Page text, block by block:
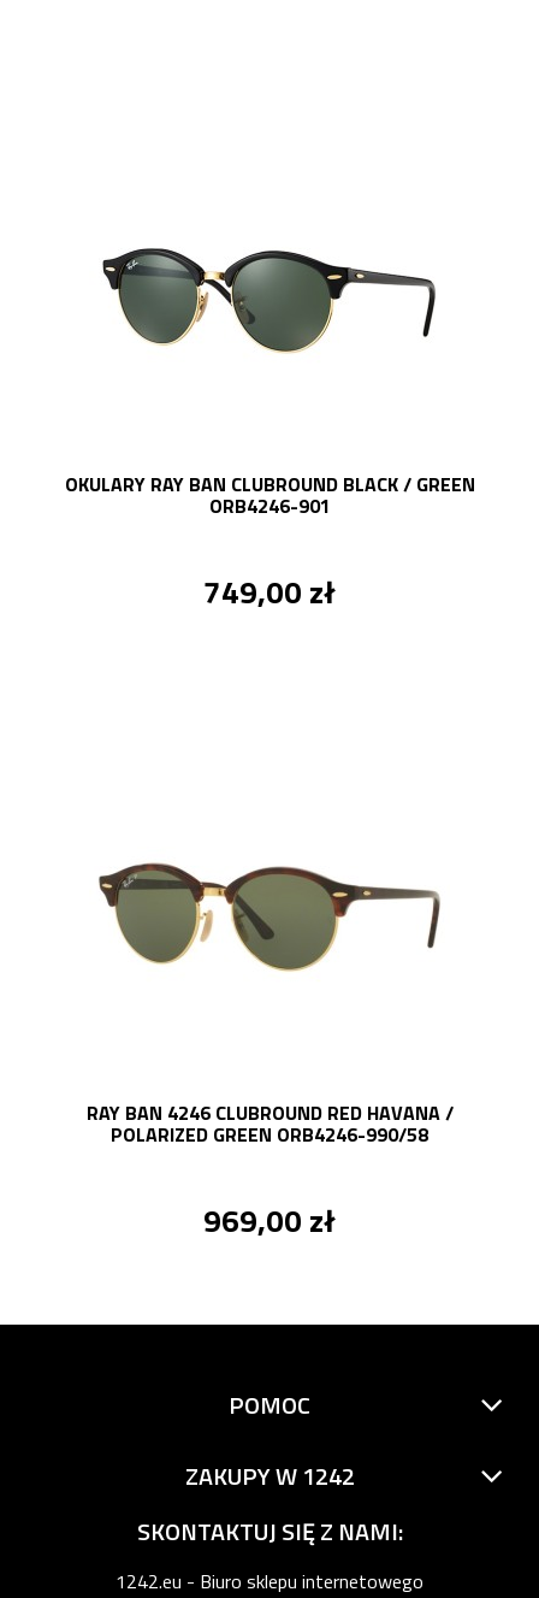
OKULARY RAY BAN CLUBROUND BLACK / GREEN
ORB4246-901
749,00 zł
RAY BAN 4246 CLUBROUND RED HAVANA /
POLARIZED GREEN ORB4246-990/58
969,00 zł
POMOC
ZAKUPY W 1242
SKONTAKTUJ SIĘ Z NAMI:
1242.eu - Biuro sklepu internetowego